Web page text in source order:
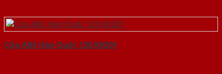
Cửa ABS Hàn Quốc 120 K0201